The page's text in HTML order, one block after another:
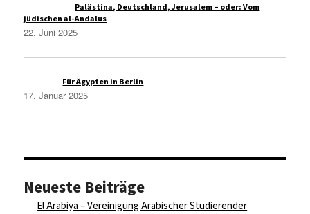
Palästina, Deutschland, Jerusalem – oder: Vom
jüdischen al-Andalus
22. Juni 2025
Für Ägypten in Berlin
17. Januar 2025
Neueste Beiträge
El Arabiya – Vereinigung Arabischer Studierender